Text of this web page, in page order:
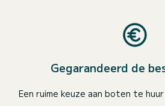
Gegarandeerd de
Een ruime keuze aan boten te